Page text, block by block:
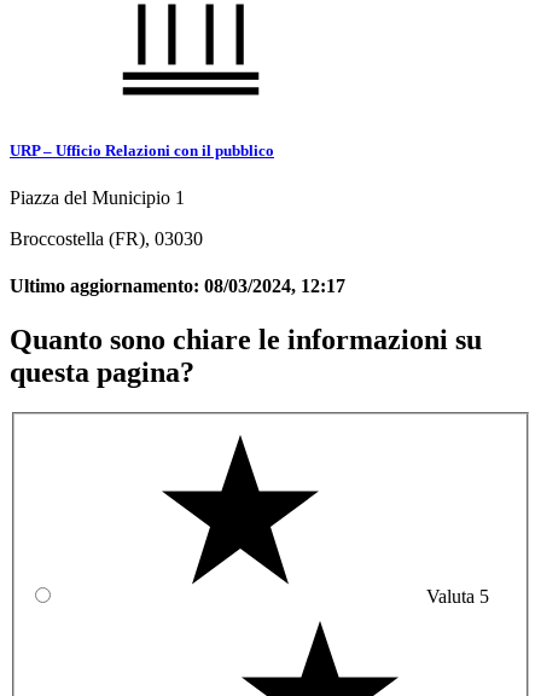
URP – Ufficio Relazioni con il pubblico
Piazza del Municipio 1
Broccostella (FR), 03030
Ultimo aggiornamento: 08/03/2024, 12:17
Quanto sono chiare le informazioni su
questa pagina?
Valuta 5